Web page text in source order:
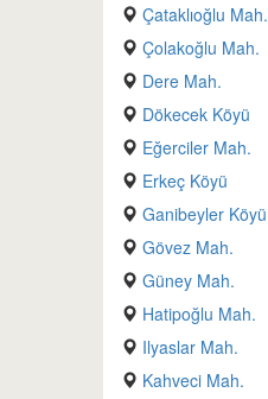
Çataklıoğlu Mah.
Çolakoğlu Mah.
Dere Mah.
Dökecek Köyü
Eğerciler Mah.
Erkeç Köyü
Ganibeyler Köyü
Gövez Mah.
Güney Mah.
Hatipoğlu Mah.
Ilyaslar Mah.
Kahveci Mah.